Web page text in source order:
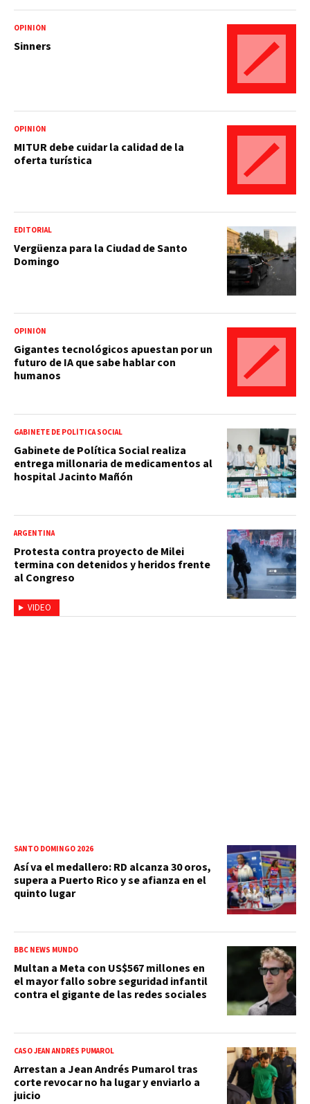
OPINIÓN
Sinners
OPINIÓN
MITUR debe cuidar la calidad de la
oferta turística
EDITORIAL
Vergüenza para la Ciudad de Santo
Domingo
OPINIÓN
Gigantes tecnológicos apuestan por un
futuro de IA que sabe hablar con
humanos
GABINETE DE POLÍTICA SOCIAL
Gabinete de Política Social realiza
entrega millonaria de medicamentos al
hospital Jacinto Mañón
VIDEO
ARGENTINA
Protesta contra proyecto de Milei
termina con detenidos y heridos frente
al Congreso
SANTO DOMINGO 2026
Así va el medallero: RD alcanza 30 oros,
supera a Puerto Rico y se afianza en el
quinto lugar
BBC NEWS MUNDO
Multan a Meta con US$567 millones en
el mayor fallo sobre seguridad infantil
contra el gigante de las redes sociales
CASO JEAN ANDRÉS PUMAROL
Arrestan a Jean Andrés Pumarol tras
corte revocar no ha lugar y enviarlo a
juicio